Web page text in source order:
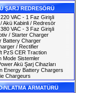
ŞARJ REDRESÖRÜ
VAC - 1 Faz Girişli
Akü Kabinli / Redresör
VAC - 3 Faz Girişli
/ Starter Charger
Battery Charger
/ Rectifier
PzS CER Traction
Mode Sistemler
Akü Şarj Cihazları
Energy Battery Chargers
Chargeurs
ARMATÜRÜ